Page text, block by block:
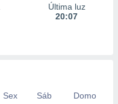
Última luz
20:07
Sex Sáb
Domo